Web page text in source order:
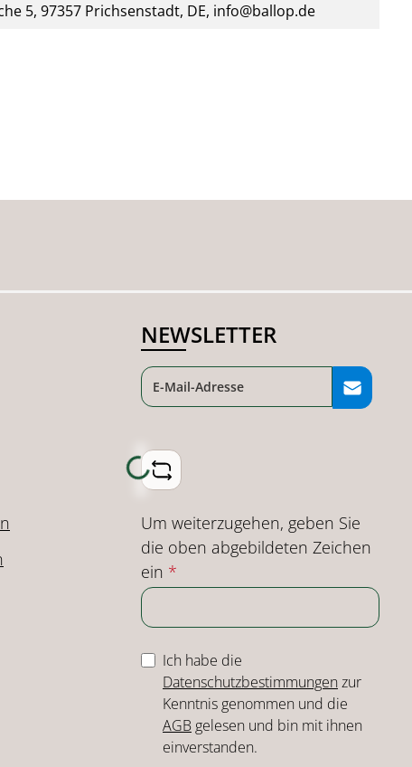
5, 97357 Prichsenstadt, DE, info@ballop.de
NEWSLETTER
Loading...
Um weiterzugehen, geben Sie
die oben abgebildeten Zeichen
ein *
Ich habe die
Datenschutzbestimmungenzur
Kenntnis genommen und die
AGB gelesen und bin mit ihnen
einverstanden.